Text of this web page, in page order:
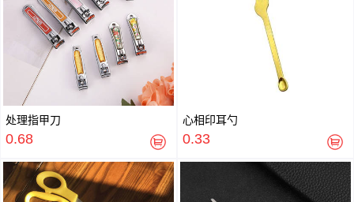
处理指甲刀
0.68
心相印耳勺
0.33